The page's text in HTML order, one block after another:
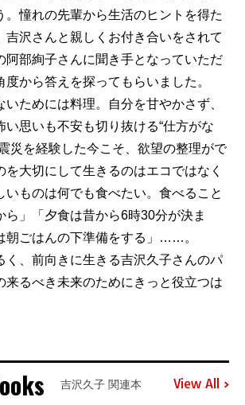
。憧れの先輩から生活のヒントを得た
吉沢さんと親しくお付き合いをされて
阿部絢子さんに聞き手となっていただ
度から答えを探ってもらいました。
いためには料理。自分を甘やかさず、
い思いも不安も切り抜ける“仕方がな
災を経験した今こそ、欲望の整理がで
を大切にして生きるのはエコではなく
いものは何でも食べたい。食べること
ら」「夕食は昔から6時30分が決ま
朝ごはんの下準備をする」……。
く、前向きに生きる吉沢久子さんのパ
来るべき未来のためにきっと役立つは
吉沢久子 関連本 View All